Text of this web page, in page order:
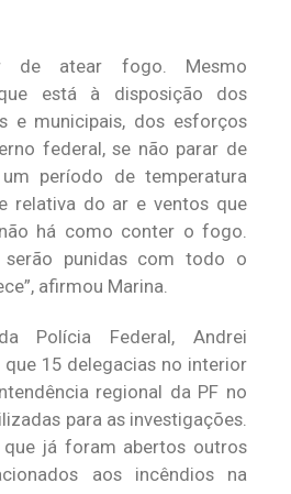
de atear fogo. Mesmo
está à disposição dos
e municipais, dos esforços
federal, se não parar de
período de temperatura
relativa do ar e ventos que
há como conter o fogo.
serão punidas com todo o
afirmou Marina.
Polícia Federal, Andrei
15 delegacias no interior
regional da PF no
para as investigações.
que já foram abertos outros
aos incêndios na